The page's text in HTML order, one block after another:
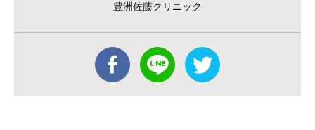
豊洲佐藤クリニック